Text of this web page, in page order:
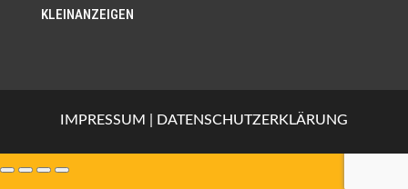
KLEINANZEIGEN
IMPRESSUM DATENSCHUTZERKLÄRUNG